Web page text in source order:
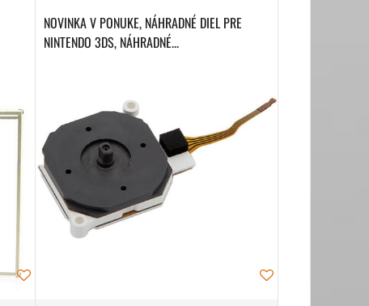
NOVINKA V PONUKE, NÁHRADNÉ DIEL PRE
NINTENDO 3DS, NÁHRADNÉ...